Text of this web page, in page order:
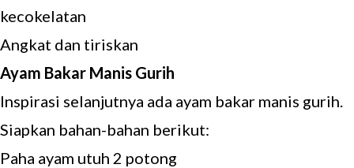
kecokelatan
Angkat dan tiriskan
Ayam Bakar Manis Gurih
Inspirasi selanjutnya ada ayam bakar manis gurih.
Siapkan bahan-bahan berikut:
Paha ayam utuh 2 potong